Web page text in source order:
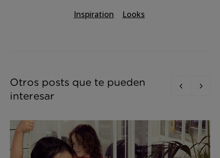
Inspiration Looks
Otros posts que te pueden
interesar